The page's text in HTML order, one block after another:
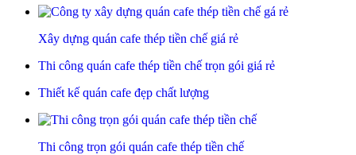
Xây dựng quán cafe thép tiền chế giá rẻ
Thi công quán cafe thép tiền chế trọn gói giá rẻ
Thiết kế quán cafe đẹp chất lượng
Thi công trọn gói quán cafe thép tiền chế